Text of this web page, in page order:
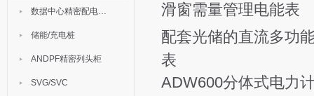
数据中心精密配电监控装置
储能/充电桩
ANDPF精密列头柜
SVG/SVC
滑窗需量管理电能表
配套光储的直流多功
表
ADW600分体式电力